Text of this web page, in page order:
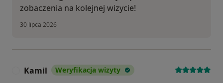
zobaczenia na kolejnej wizycie!
30 lipca 2026
Kamil Weryfikacja wizyty